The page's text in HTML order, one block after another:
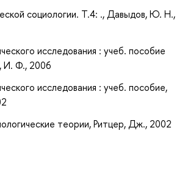
социологии. Т.4: ., Давыдов, Ю. Н.,
исследования : учеб. пособие
И. Ф., 2006
исследования : учеб. пособие,
теории, Ритцер, Дж., 2002